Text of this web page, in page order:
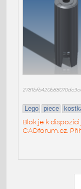
Lego piece
Blok je k
CADforum.cz.